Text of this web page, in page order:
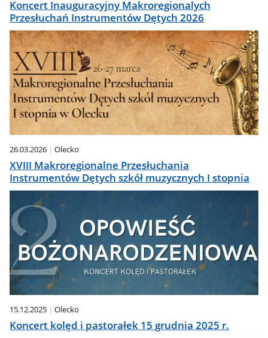
Koncert Inauguracyjny Makroregionalych
Przesłuchań Instrumentów Dętych 2026
26.03.2026 Olecko
XVIII Makroregionalne Przesłuchania
Instrumentów Dętych szkół muzycznych I stopnia
15.12.2025 Olecko
Koncert kolęd i pastorałek 15 grudnia 2025 r.